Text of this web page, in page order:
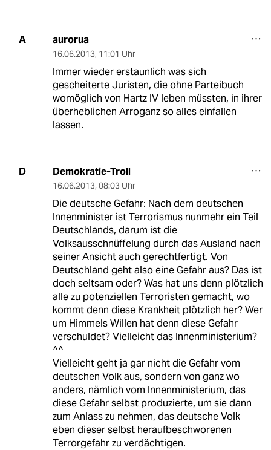
A aurorua
16.06.2013, 11:01 Uhr
Immer wieder erstaunlich was sich
gescheiterte Juristen, die ohne Parteibuch
womöglich von Hartz IV leben müssten, in ihrer
überheblichen Arroganz so alles einfallen
lassen.
D Demokratie-Troll
16.06.2013, 08:03 Uhr
Die deutsche Gefahr: Nach dem deutschen
Innenminister ist Terrorismus nunmehr ein Teil
Deutschlands, darum ist die
Volksausschnüffelung durch das Ausland nach
seiner Ansicht auch gerechtfertigt. Von
Deutschland geht also eine Gefahr aus? Das ist
doch seltsam oder? Was hat uns denn plötzlich
alle zu potenziellen Terroristen gemacht, wo
kommt denn diese Krankheit plötzlich her? Wer
um Himmels Willen hat denn diese Gefahr
verschuldet? Vielleicht das Innenministerium?
^^
Vielleicht geht ja gar nicht die Gefahr vom
deutschen Volk aus, sondern von ganz wo
anders, nämlich vom Innenministerium, das
diese Gefahr selbst produzierte, um sie dann
zum Anlass zu nehmen, das deutsche Volk
eben dieser selbst heraufbeschworenen
Terrorgefahr zu verdächtigen.